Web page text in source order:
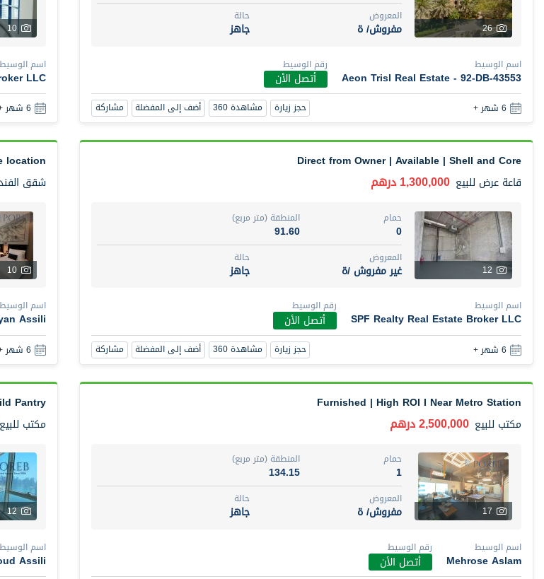
26
المعروض
مفروش/ ة
حالة
جاهز
اسم الوسيط
Aeon Trisl Real Estate - 92-DB-43553
رقم الوسيط
أتصل الأن
6 شهر + حجز زيارة مشاهدة 360 أضف إلى المفضلة مشاركة
10
اسم الوسيط
LLC
6 شهر +
Direct from Owner | Available | Shell and Core
قاعة عرض للبيع 1,300,000 درهم
12
حمام
0
المنطقة (متر مربع)
91.60
المعروض
غير مفروش /ة
حالة
جاهز
اسم الوسيط
SPF Realty Real Estate Broker LLC
رقم الوسيط
أتصل الأن
6 شهر + حجز زيارة مشاهدة 360 أضف إلى المفضلة مشاركة
location
شقق
10
اسم الوسيط
Assili
6 شهر +
Furnished | High ROI I Near Metro Station
مكتب للبيع 2,500,000 درهم
17
حمام
1
المنطقة (متر مربع)
134.15
المعروض
مفروش/ ة
حالة
جاهز
اسم الوسيط
Mehrose Aslam
رقم الوسيط
أتصل الأن
Pantry
مكتب للبيع
12
اسم الوسيط
Assili